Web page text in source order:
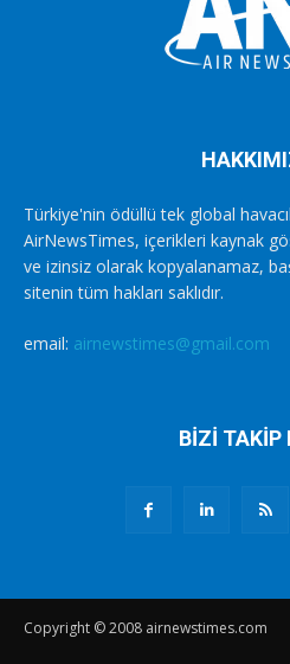
Türkiye'nin ödüllü tek global
AirNewsTimes, içerikleri kaynak
ve izinsiz olarak kopyalanamaz,
sitenin tüm hakları saklıdır.
email: airnewstimes@gmail.com
BİZİ TAKİP
Copyright © 2008 airnewstimes.com